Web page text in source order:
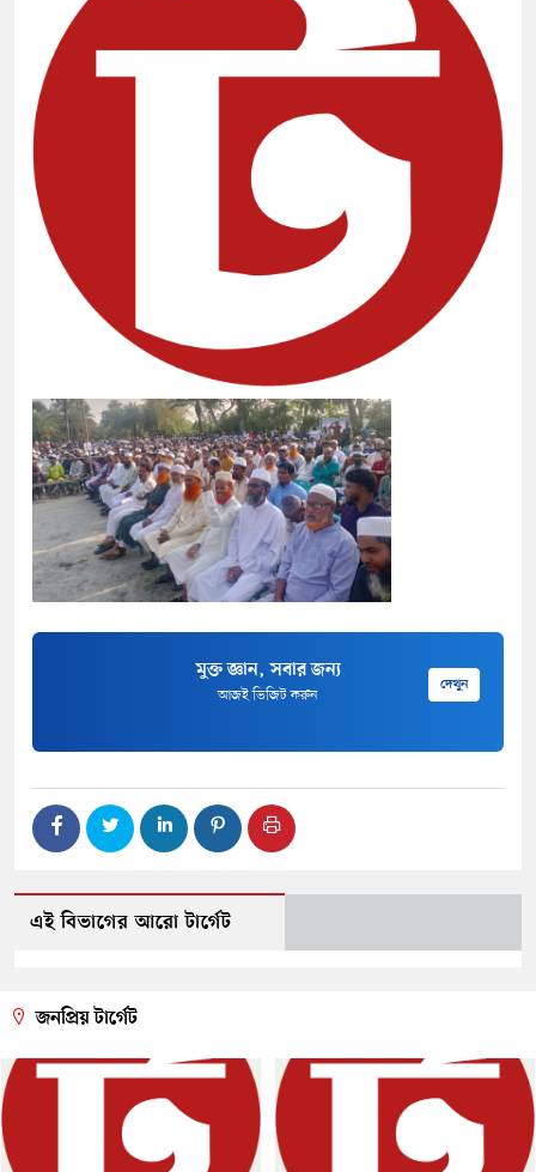
মুক্ত জ্ঞান, সবার জন্য
আজই ভিজিট করুন
দেখুন
এই বিভাগের আরো টার্গেট
জনপ্রিয় টার্গেট